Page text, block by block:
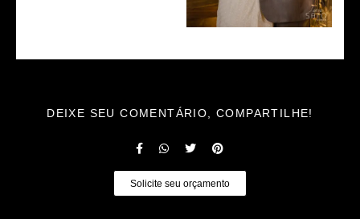
DEIXE SEU COMENTÁRIO, COMPARTILHE!
Solicite seu orçamento